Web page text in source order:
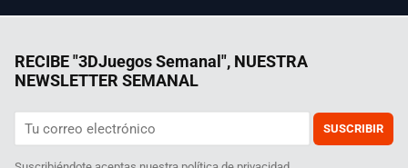
RECIBE "3DJuegos Semanal", NUESTRA
NEWSLETTER SEMANAL
SUSCRIBIR